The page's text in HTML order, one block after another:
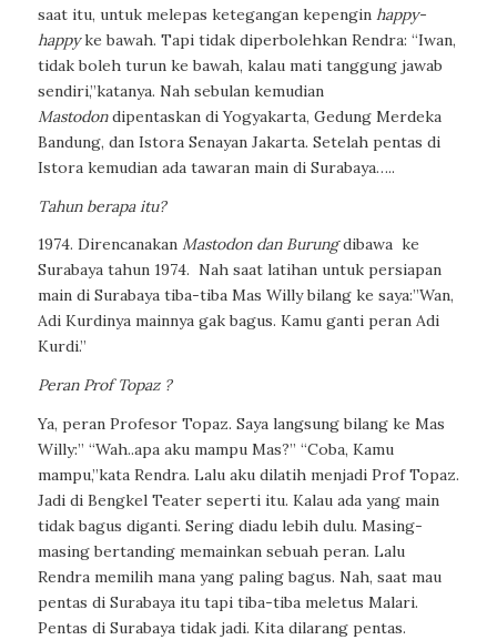
saat itu, untuk melepas ketegangan kepengin happy-
happyke bawah. Tapi tidak diperbolehkan Rendra: “Iwan,
tidak boleh turun ke bawah, kalau mati tanggung jawab
sendiri,”katanya. Nah sebulan kemudian
Mastodon dipentaskan di Yogyakarta, Gedung Merdeka
Bandung, dan Istora Senayan Jakarta. Setelah pentas di
Istora kemudian ada tawaran main di Surabaya…..
Tahun berapa itu?
1974. Direncanakan Mastodon dan Burungdibawa ke
Surabaya tahun 1974. Nah saat latihan untuk persiapan
main di Surabaya tiba-tiba Mas Willy bilang ke saya:”Wan,
Adi Kurdinya mainnya gak bagus. Kamu ganti peran Adi
Kurdi.”
Peran Prof Topaz ?
Ya, peran Profesor Topaz. Saya langsung bilang ke Mas
Willy:” “Wah..apa aku mampu Mas?” “Coba, Kamu
mampu,”kata Rendra. Lalu aku dilatih menjadi Prof Topaz.
Jadi di Bengkel Teater seperti itu. Kalau ada yang main
tidak bagus diganti. Sering diadu lebih dulu. Masing-
masing bertanding memainkan sebuah peran. Lalu
Rendra memilih mana yang paling bagus. Nah, saat mau
pentas di Surabaya itu tapi tiba-tiba meletus Malari.
Pentas di Surabaya tidak jadi. Kita dilarang pentas.